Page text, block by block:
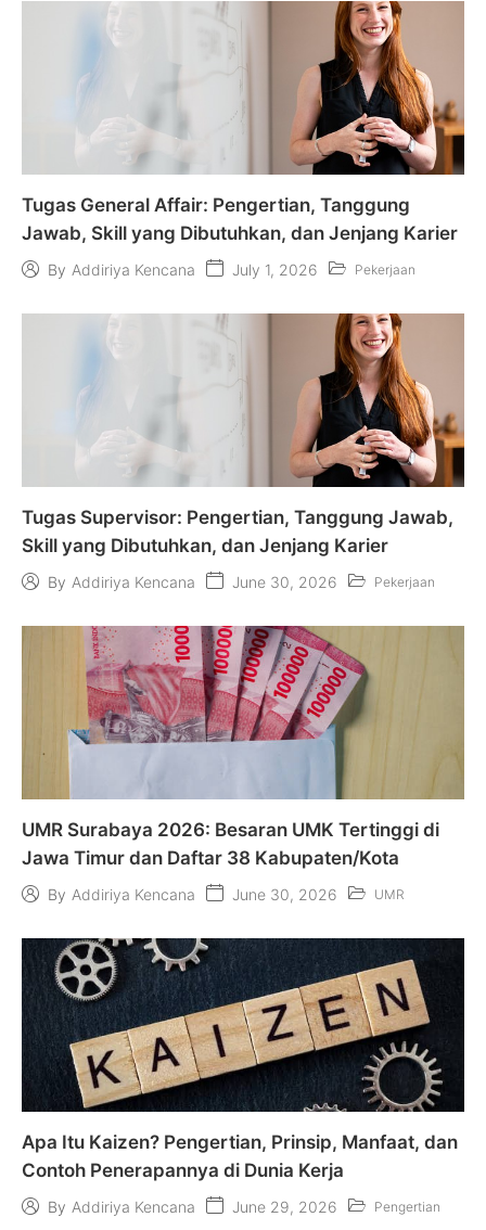
Tugas General Affair: Pengertian, Tanggung
Jawab, Skill yang Dibutuhkan, dan Jenjang Karier
By Addiriya Kencana July 1, 2026 Pekerjaan
Tugas Supervisor: Pengertian, Tanggung Jawab,
Skill yang Dibutuhkan, dan Jenjang Karier
By Addiriya Kencana June 30, 2026 Pekerjaan
UMR Surabaya 2026: Besaran UMK Tertinggi di
Jawa Timur dan Daftar 38 Kabupaten/Kota
By Addiriya Kencana June 30, 2026 UMR
Apa Itu Kaizen? Pengertian, Prinsip, Manfaat, dan
Contoh Penerapannya di Dunia Kerja
By Addiriya Kencana June 29, 2026 Pengertian